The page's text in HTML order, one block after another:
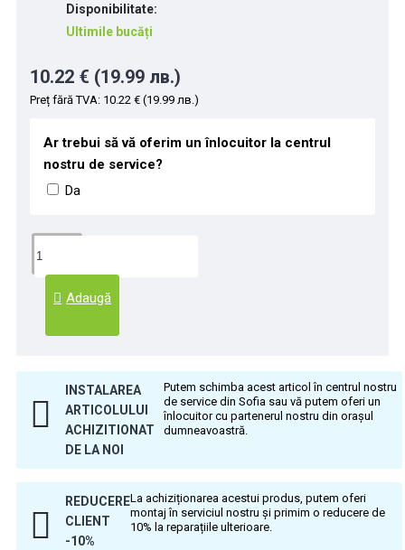
Disponibilitate:
Ultimile bucăți
10.22 € (19.99 лв.)
Preț fără TVA: 10.22 € (19.99 лв.)
Ar trebui să vă oferim un înlocuitor la centrul
nostru de service?
Da
Adaugă
INSTALAREA
ARTICOLULUI
ACHIZITIONAT
DE LA NOI
Putem schimba acest articol în centrul nostru
de service din Sofia sau vă putem oferi un
înlocuitor cu partenerul nostru din orașul
dumneavoastră.
REDUCERE
CLIENT
-10%
La achiziționarea acestui produs, putem oferi
montaj în serviciul nostru și primim o reducere de
10% la reparațiile ulterioare.